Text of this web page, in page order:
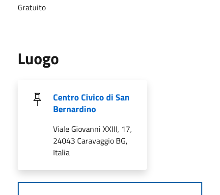
Gratuito
Luogo
Centro Civico di San
Bernardino
Viale Giovanni XXIII, 17,
24043 Caravaggio BG,
Italia